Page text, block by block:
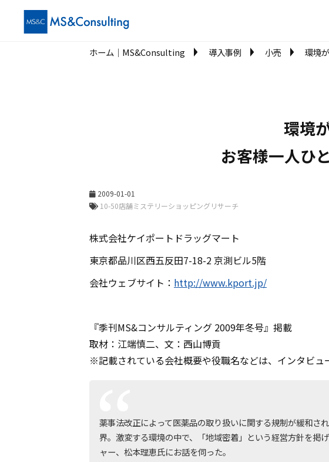
ホーム│MS&Consulting 導入事例 小売 環境
環境
お客様一人ひ
2009-01-01
株式会社ケイポートドラッグマート
東京都品川区西五反田7-18-2 京測ビル5階
会社ウェブサイト： http://www.kport.jp/
『季刊MS&コンサルティング 2009年冬号』掲載
取材：江端慎二、文：西山博貢
※記載されている会社概要や役職名などは、インタビュ
薬事法改正によって医薬品の取り扱いに関する規制が緩和さ
界。激変する環境の中で、「地域密着」という経営方針を掲
ャー、松本理恵氏にお話を伺った。